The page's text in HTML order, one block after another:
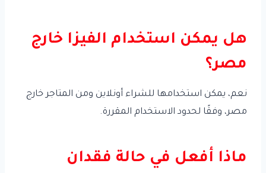
هل يمكن استخدام الفيزا خارج
مصر؟
نعم، يمكن استخدامها للشراء أونلاين ومن المتاجر خارج
مصر، وفقًا لحدود الاستخدام المقررة.
ماذا أفعل في حالة فقدان